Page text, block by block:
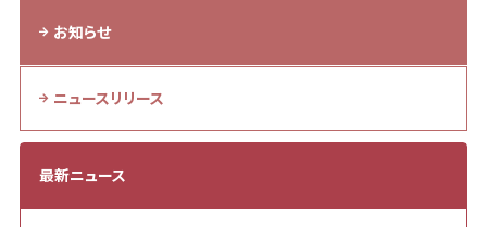
お知らせ
ニュースリリース
最新ニュース